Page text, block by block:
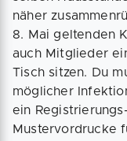
näher
8. Mai geltenden
auch Mitglieder
Tisch sitzen. Du
möglicher
ein
Mustervordrucke